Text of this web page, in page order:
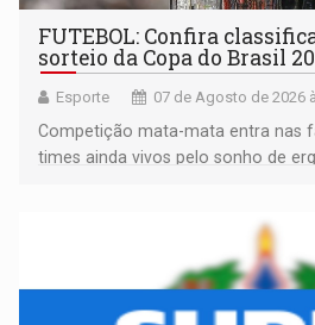
FUTEBOL: Confira
sorteio da Copa do Brasil
Esporte 07 de Agosto de 2026
Competição mata-mata entra nas
times ainda vivos pelo sonho de